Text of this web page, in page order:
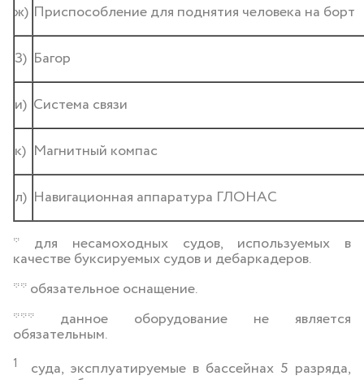
ж) Приспособление для поднятия человека на борт
З) Багор
и) Система связи
к) Магнитный компас
л) Навигационная аппаратура ГЛОНАС
* для несамоходных судов, используемых в
качестве буксируемых судов и дебаркадеров.
** обязательное оснащение.
*** данное оборудование не является
обязательным.
1 суда, эксплуатируемые в бассейнах 5 разряда,